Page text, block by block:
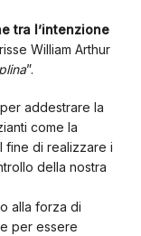
tra l’intenzione
William Arthur
”.
addestrare la
come la
fine di realizzare i
della nostra
alla forza di
per essere